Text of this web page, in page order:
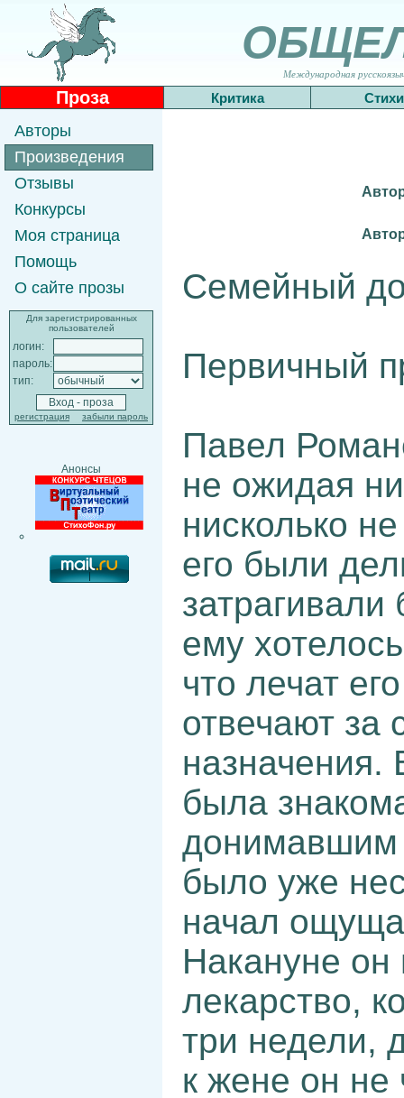
Международная
Проза Критика Стихи
Авторы
Произведения
Отзывы
Конкурсы
Моя страница
Помощь
О сайте прозы
Для зарегистрированных
пользователей
логин:
пароль:
тип:
регистрация забыли пароль
Анонсы
Семейный
Первичный
Павел
не ожидая
нисколько
его были
ему
что лечат
отвечают за
была
донимавшим
было уже
начал
Накануне
лекарство,
три недели,
к жене он